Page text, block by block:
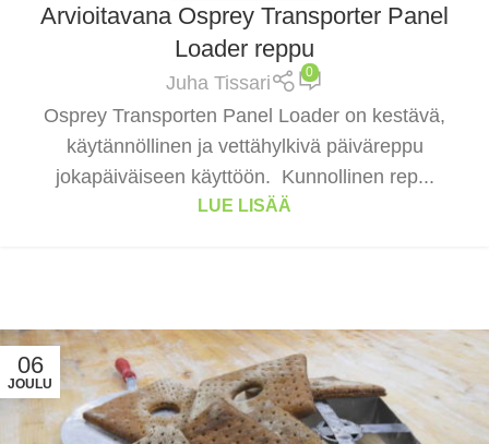
Arvioitavana Osprey Transporter Panel
Loader reppu
Juha Tissari 0
Osprey Transporten Panel Loader on kestävä,
käytännöllinen ja vettähylkivä päiväreppu
jokapäiväiseen käyttöön. Kunnollinen rep...
LUE LISÄÄ
06
JOULU